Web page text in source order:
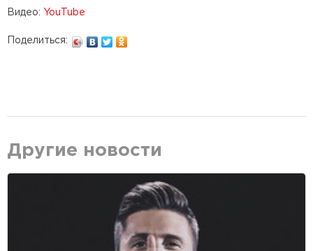
Видео: YouTube
Поделиться:
Другие новости